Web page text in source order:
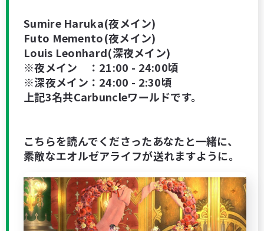
Sumire Haruka(夜メイン)
Futo Memento(夜メイン)
Louis Leonhard(深夜メイン)
※夜メイン ：21:00 - 24:00頃
※深夜メイン：24:00 - 2:30頃
上記3名共Carbuncleワールドです。
こちらを読んでくださったあなたと一緒に、
素敵なエオルゼアライフが送れますように。